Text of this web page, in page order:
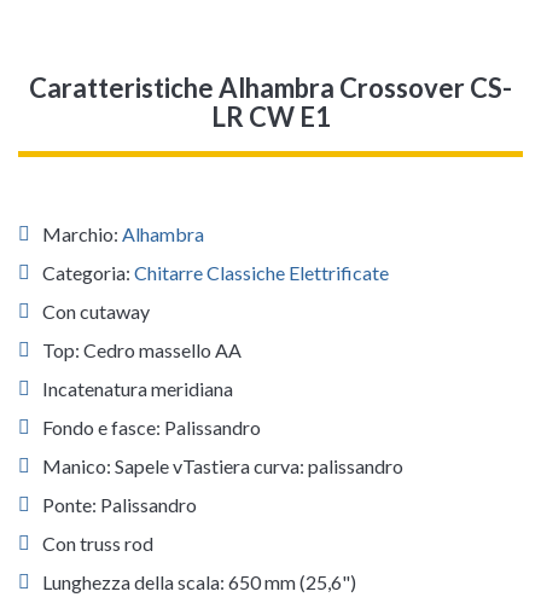
Caratteristiche Alhambra Crossover CS-
LR CW E1
Marchio: Alhambra
Categoria: Chitarre Classiche Elettrificate
Con cutaway
Top: Cedro massello AA
Incatenatura meridiana
Fondo e fasce: Palissandro
Manico: Sapele vTastiera curva: palissandro
Ponte: Palissandro
Con truss rod
Lunghezza della scala: 650 mm (25,6")